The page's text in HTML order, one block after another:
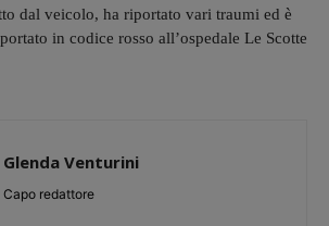
dal veicolo, ha riportato vari traumi ed è
in codice rosso all’ospedale Le Scotte
Glenda Venturini
Capo redattore